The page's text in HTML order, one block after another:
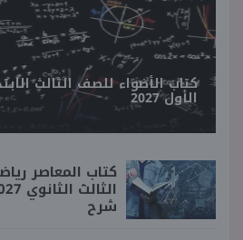
كتاب الأضواء للصف الثالث
الأول 2027
كتاب المعاصر
شرح